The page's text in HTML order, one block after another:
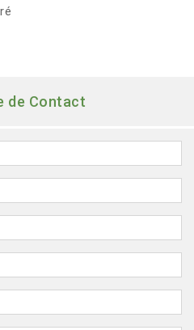
de Contact